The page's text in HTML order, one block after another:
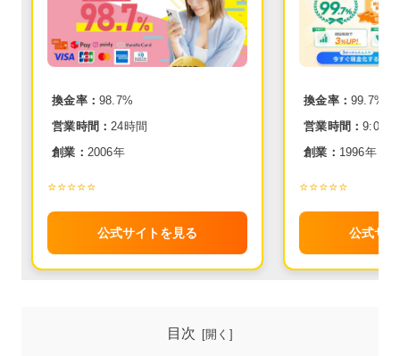
換金率： 98.7%
営業時間：24時間
創業： 2006年
⭐️⭐️⭐️⭐️⭐️
公式サイトを見る
換金率： 99.7%
営業時間：
創業： 1996年
⭐️⭐️⭐️⭐️⭐️
公式サ
目次